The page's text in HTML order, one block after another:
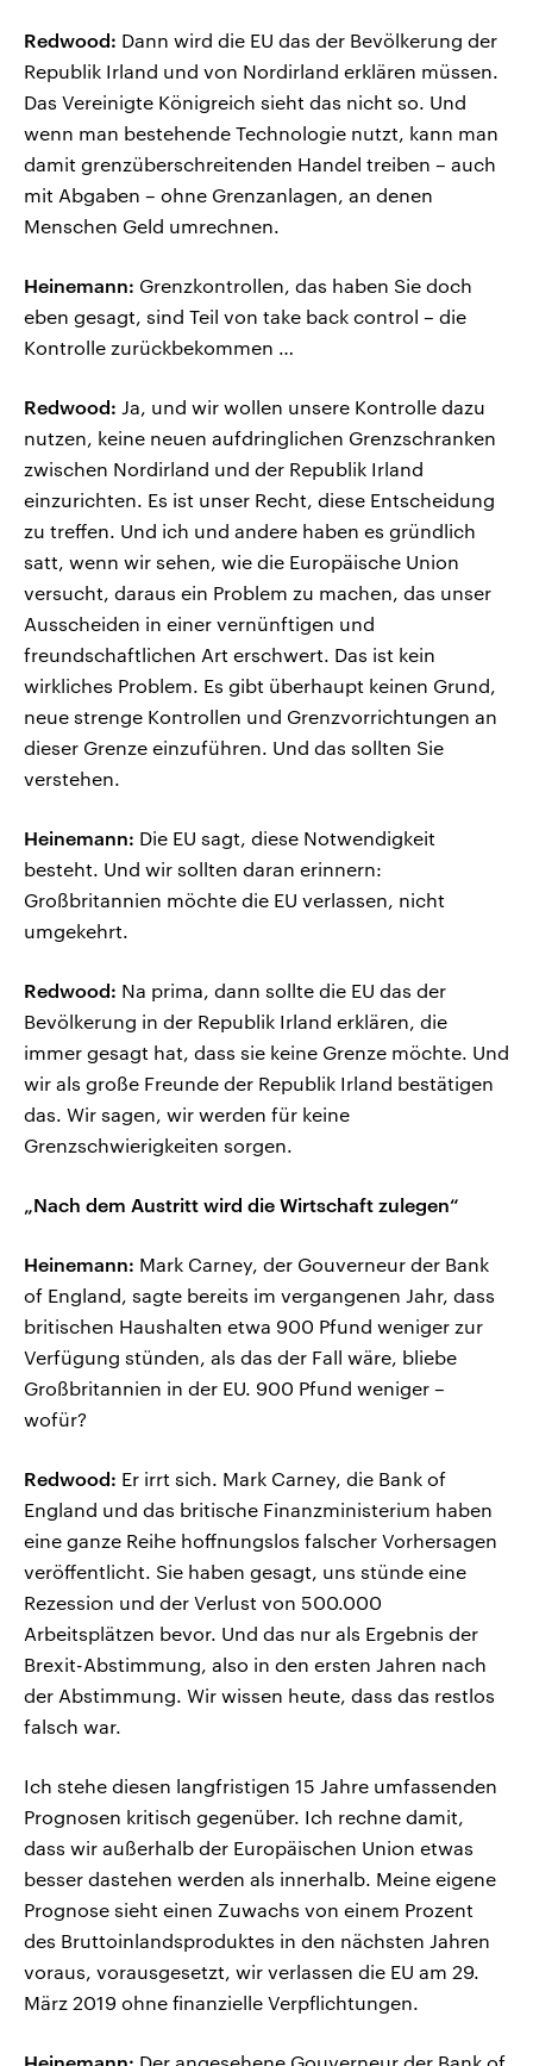
Redwood: Dann wird die EU das der Bevölkerung der
Republik Irland und von Nordirland erklären müssen.
Das Vereinigte Königreich sieht das nicht so. Und
wenn man bestehende Technologie nutzt, kann man
damit grenzüberschreitenden Handel treiben – auch
mit Abgaben – ohne Grenzanlagen, an denen
Menschen Geld umrechnen.
Heinemann: Grenzkontrollen, das haben Sie doch
eben gesagt, sind Teil von take back control – die
Kontrolle zurückbekommen …
Redwood: Ja, und wir wollen unsere Kontrolle dazu
nutzen, keine neuen aufdringlichen Grenzschranken
zwischen Nordirland und der Republik Irland
einzurichten. Es ist unser Recht, diese Entscheidung
zu treffen. Und ich und andere haben es gründlich
satt, wenn wir sehen, wie die Europäische Union
versucht, daraus ein Problem zu machen, das unser
Ausscheiden in einer vernünftigen und
freundschaftlichen Art erschwert. Das ist kein
wirkliches Problem. Es gibt überhaupt keinen Grund,
neue strenge Kontrollen und Grenzvorrichtungen an
dieser Grenze einzuführen. Und das sollten Sie
verstehen.
Heinemann: Die EU sagt, diese Notwendigkeit
besteht. Und wir sollten daran erinnern:
Großbritannien möchte die EU verlassen, nicht
umgekehrt.
Redwood: Na prima, dann sollte die EU das der
Bevölkerung in der Republik Irland erklären, die
immer gesagt hat, dass sie keine Grenze möchte. Und
wir als große Freunde der Republik Irland bestätigen
das. Wir sagen, wir werden für keine
Grenzschwierigkeiten sorgen.
„Nach dem Austritt wird die Wirtschaft zulegen“
Heinemann: Mark Carney, der Gouverneur der Bank
of England, sagte bereits im vergangenen Jahr, dass
britischen Haushalten etwa 900 Pfund weniger zur
Verfügung stünden, als das der Fall wäre, bliebe
Großbritannien in der EU. 900 Pfund weniger –
wofür?
Redwood: Er irrt sich. Mark Carney, die Bank of
England und das britische Finanzministerium haben
eine ganze Reihe hoffnungslos falscher Vorhersagen
veröffentlicht. Sie haben gesagt, uns stünde eine
Rezession und der Verlust von 500.000
Arbeitsplätzen bevor. Und das nur als Ergebnis der
Brexit-Abstimmung, also in den ersten Jahren nach
der Abstimmung. Wir wissen heute, dass das restlos
falsch war.
Ich stehe diesen langfristigen 15 Jahre umfassenden
Prognosen kritisch gegenüber. Ich rechne damit,
dass wir außerhalb der Europäischen Union etwas
besser dastehen werden als innerhalb. Meine eigene
Prognose sieht einen Zuwachs von einem Prozent
des Bruttoinlandsproduktes in den nächsten Jahren
voraus, vorausgesetzt, wir verlassen die EU am 29.
März 2019 ohne finanzielle Verpflichtungen.